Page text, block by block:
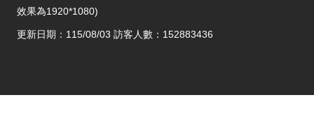
效果為1920*1080)
更新日期：115/08/03 訪客人數：152883436